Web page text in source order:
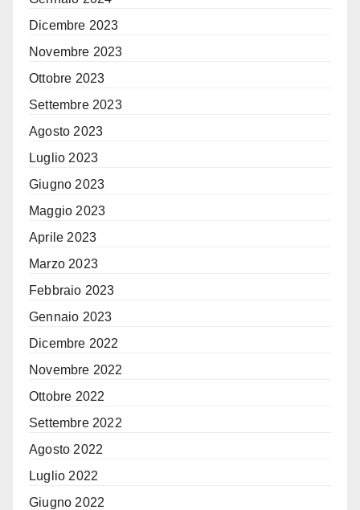
Dicembre 2023
Novembre 2023
Ottobre 2023
Settembre 2023
Agosto 2023
Luglio 2023
Giugno 2023
Maggio 2023
Aprile 2023
Marzo 2023
Febbraio 2023
Gennaio 2023
Dicembre 2022
Novembre 2022
Ottobre 2022
Settembre 2022
Agosto 2022
Luglio 2022
Giugno 2022